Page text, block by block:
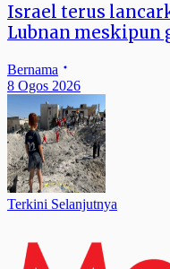
Israel terus
Lubnan meskipun
Bernama
8 Ogos 2026
Terkini Selanjutnya